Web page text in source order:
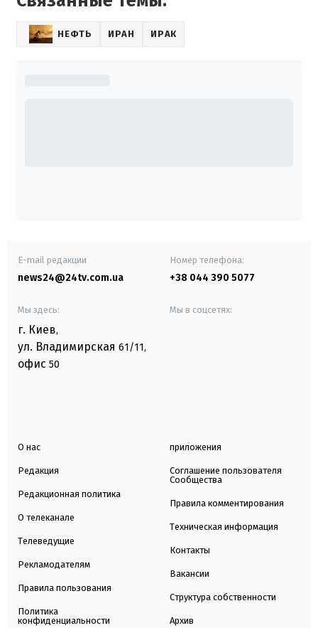
НЕФТЬ ИРАН ИРАК
E-mail редакции
news24@24tv.com.ua
Номер телефона:
+38 044 390 5077
Мы здесь:
г. Киев,
ул. Владимирская 61/11,
офис 50
Мы в соцсетях:
О нас
Редакция
Редакционная политика
О телеканале
Телеведущие
Рекламодателям
Правила пользования
Политика
конфиденциальности
приложения
Соглашение пользователя
Сообщества
Правила комментирования
Техническая информация
Контакты
Вакансии
Структура собственности
Архив